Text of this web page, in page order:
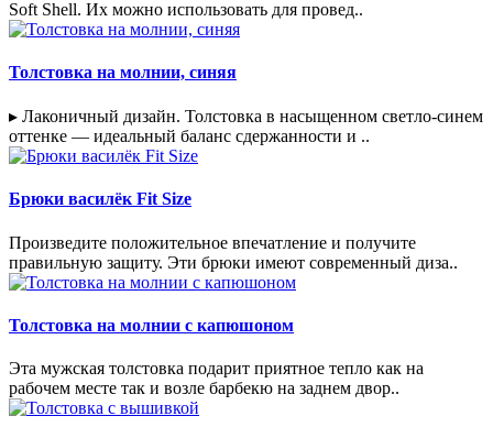
Soft Shell. Их можно использовать для провед..
Толстовка на молнии, синяя
▸ Лаконичный дизайн. Толстовка в насыщенном светло-синем
оттенке — идеальный баланс сдержанности и ..
Брюки василёк Fit Size
Произведите положительное впечатление и получите
правильную защиту. Эти брюки имеют современный диза..
Толстовка на молнии с капюшоном
Эта мужская толстовка подарит приятное тепло как на
рабочем месте так и возле барбекю на заднем двор..